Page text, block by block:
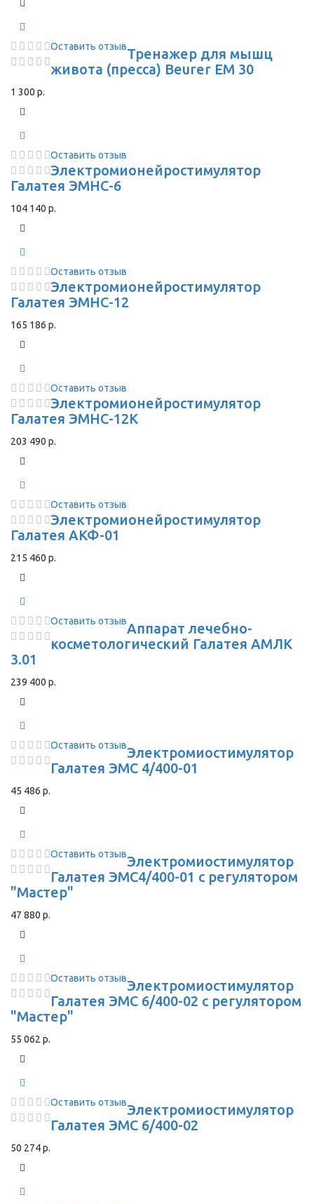
Оставить отзывТренажер для мышц
живота (пресса) Beurer EM 30
1 300 р.
Оставить отзыв
Электромионейростимулятор
Галатея ЭМНС-6
104 140 р.
Оставить отзыв
Электромионейростимулятор
Галатея ЭМНС-12
165 186 р.
Оставить отзыв
Электромионейростимулятор
Галатея ЭМНС-12К
203 490 р.
Оставить отзыв
Электромионейростимулятор
Галатея АКФ-01
215 460 р.
Оставить отзывАппарат лечебно-
косметологический Галатея АМЛК
3.01
239 400 р.
Оставить отзывЭлектромиостимулятор
Галатея ЭМС 4/400-01
45 486 р.
Оставить отзывЭлектромиостимулятор
Галатея ЭМС4/400-01 с регулятором
"Мастер"
47 880 р.
Оставить отзывЭлектромиостимулятор
Галатея ЭМС 6/400-02 с регулятором
"Мастер"
55 062 р.
Оставить отзывЭлектромиостимулятор
Галатея ЭМС 6/400-02
50 274 р.